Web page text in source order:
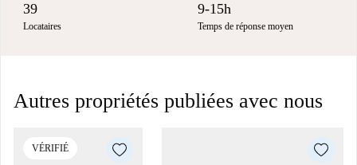
39
Locataires
9-15h
Temps de réponse moyen
Autres propriétés publiées avec nous
VÉRIFIÉ